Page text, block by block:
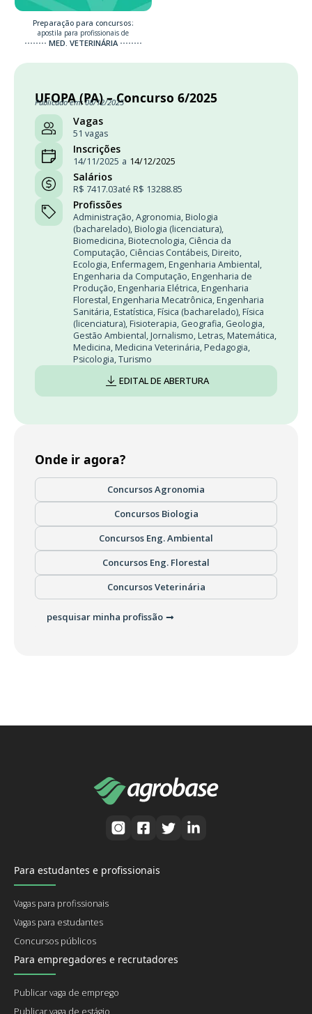
Preparação para concursos:
apostila para profissionais de
MED. VETERINÁRIA
UFOPA (PA) – Concurso 6/2025
Publicado em: 08/12/2025
Vagas
51 vagas
Inscrições
14/11/2025 a 14/12/2025
Salários
R$ 7417.03até R$ 13288.85
Profissões
Administração,Agronomia, Biologia
(bacharelado), Biologia (licenciatura),
Biomedicina, Biotecnologia, Ciência da
Computação, Ciências Contábeis, Direito,
Ecologia, Enfermagem, Engenharia Ambiental,
Engenharia da Computação, Engenharia de
Produção, Engenharia Elétrica, Engenharia
Florestal, Engenharia Mecatrônica, Engenharia
Sanitária, Estatística, Física (bacharelado), Física
(licenciatura), Fisioterapia, Geografia, Geologia,
Gestão Ambiental, Jornalismo, Letras, Matemática,
Medicina, Medicina Veterinária, Pedagogia,
Psicologia,Turismo
EDITAL DE ABERTURA
Onde ir agora?
Concursos Agronomia
Concursos Biologia
Concursos Eng. Ambiental
Concursos Eng. Florestal
Concursos Veterinária
pesquisar minha profissão
Para estudantes e profissionais
Vagas para profissionais
Vagas para estudantes
Concursos públicos
Para empregadores e recrutadores
Publicar vaga de emprego
Publicar vaga de estágio